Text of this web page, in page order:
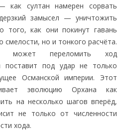
как султан намерен сорвать
замысел — уничтожить
того, как они покинут гавань
но и тонкого расчёта.
может переломить ход
поставит под удар не только
Османской империи. Этот
эволюцию Орхана как
на несколько шагов вперёд,
не только от численности
хода.